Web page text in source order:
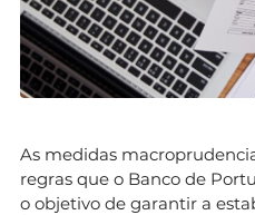
As medidas
regras que o Banco de
o objetivo de garantir a